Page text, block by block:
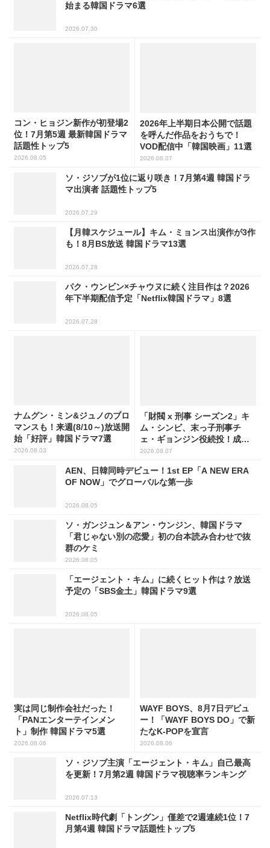
始まる韓国ドラマ6選
2026.07.30
コン・ヒョジン新作が初登場2
位！7月第5週 最新韓国ドラマ
話題性トップ5
2026.08.05
2026年上半期日本公開で話題
を呼んだ作品をおうちで！
VOD配信中「韓国映画」11選
2026.08.07
ソ・ジソブが1位に返り咲き！7月第4週 韓国ドラ
マ出演者 話題性トップ5
2026.07.29
【月韓スケジュール】キム・ミョンス出演作が3作
も！8月BS放送 韓国ドラマ13選
2026.07.28
パク・ウンビン×チャウヌに続く注目作は？2026
年下半期配信予定「Netflix韓国ドラマ」8選
2026.07.28
ナムグン・ミン&ジュノのブロ
マンスも！来週(8/10～)放送開
始「好評」韓国ドラマ7選
2026.08.03
「財閥 x 刑事 シーズン2」キ
ム・シンビ、末っ子刑事チ
ェ・ギョンジン役続投！成長
した姿に注目
2026.08.07
AEN、日韓同時デビュー！1st EP「A NEW ERA
OF NOW」でグローバルな第一歩
2026.08.05
ソ・ガンジュン＆アン・ウンジン、韓国ドラマ
「君じゃない別の恋愛」初の台本読み合わせで抜
群のケミ
2026.08.05
「エージェント・キム」に続くヒット作は？放送
予定の「SBS金土」韓国ドラマ9選
2026.08.05
実は同じ制作会社だった！
「PANエンターテインメン
ト」制作 韓国ドラマ5選
2026.08.06
WAYF BOYS、8月7日デビュ
ー！「WAYF BOYS DO」で新
たなK-POPを宣言
2026.08.06
ソ・ジソブ主演「エージェント・キム」自己最高
を更新！7月第2週 韓国ドラマ視聴率ランキング
2026.07.13
Netflix時代劇「トングン」僅差で2週連続1位！7
月第4週 韓国ドラマ話題性トップ5